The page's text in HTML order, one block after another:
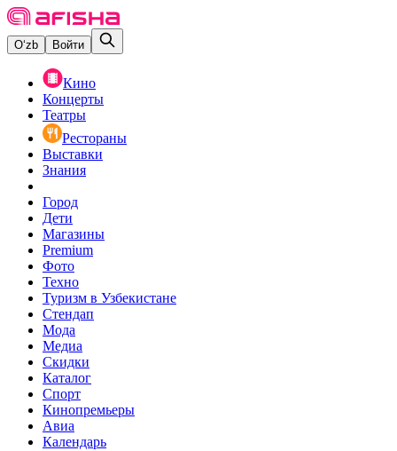
O‘zb Войти
Кино
Концерты
Театры
Рестораны
Выставки
Знания
Город
Дети
Магазины
Premium
Фото
Техно
Туризм в Узбекистане
Стендап
Мода
Медиа
Скидки
Каталог
Спорт
Кинопремьеры
Авиа
Календарь